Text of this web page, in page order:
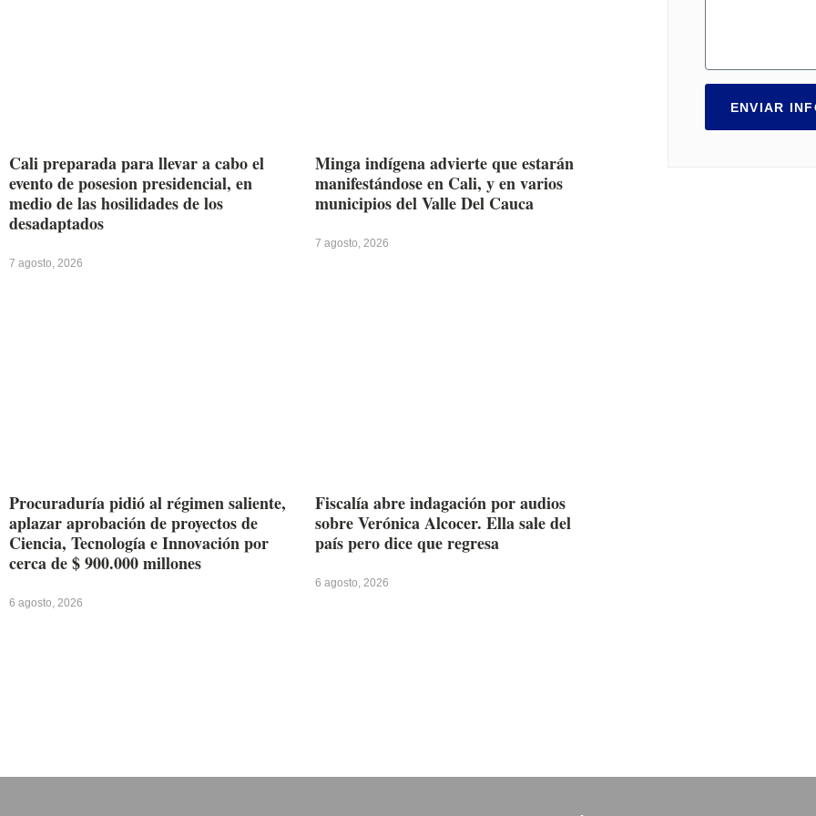
Cali preparada para llevar a cabo el
evento de posesion presidencial, en
medio de las hosilidades de los
desadaptados
7 agosto, 2026
Minga indígena advierte que estarán
manifestándose en Cali, y en varios
municipios del Valle Del Cauca
7 agosto, 2026
Procuraduría pidió al régimen saliente,
aplazar aprobación de proyectos de
Ciencia, Tecnología e Innovación por
cerca de $ 900.000 millones
6 agosto, 2026
Fiscalía abre indagación por audios
sobre Verónica Alcocer. Ella sale del
país pero dice que regresa
6 agosto, 2026
ENVIAR